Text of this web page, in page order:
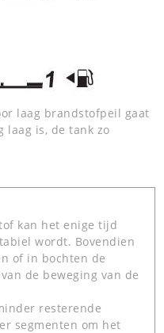
laag brandstofpeil gaat
is, de tank zo
kan het enige tijd
wordt. Bovendien
of in bochten de
de beweging van de
resterende
segmenten om het